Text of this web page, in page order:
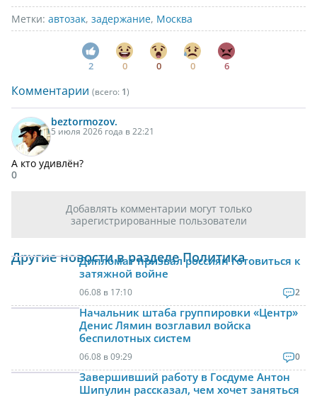
Метки: автозак, задержание, Москва
2 0 0 0 6
Комментарии (всего: 1)
beztormozov.
5 июля 2026 года в 22:21
А кто удивлён?
0
Добавлять комментарии могут только
зарегистрированные пользователи
Другие новости в разделе Политика
Дипломат призвал россиян готовиться к
затяжной войне
06.08 в 17:10 2
Начальник штаба группировки «Центр»
Денис Лямин возглавил войска
беспилотных систем
06.08 в 09:29 0
Завершивший работу в Госдуме Антон
Шипулин рассказал, чем хочет заняться